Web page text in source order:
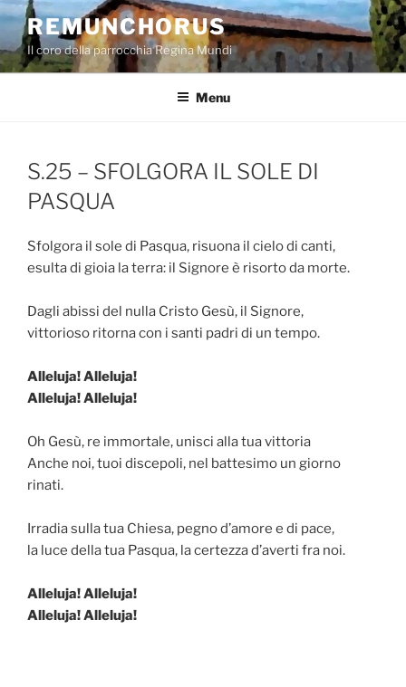
Salta
contenuto
REMUNCHORUS
Il coro della parrocchia Regina Mundi
Menu
S.25 – SFOLGORA IL SOLE DI
PASQUA
Sfolgora il sole di Pasqua, risuona il cielo di canti,
esulta di gioia la terra: il Signore è risorto da morte.
Dagli abissi del nulla Cristo Gesù, il Signore,
vittorioso ritorna con i santi padri di un tempo.
Alleluja! Alleluja!
Alleluja! Alleluja!
Oh Gesù, re immortale, unisci alla tua vittoria
Anche noi, tuoi discepoli, nel battesimo un giorno
rinati.
Irradia sulla tua Chiesa, pegno d’amore e di pace,
la luce della tua Pasqua, la certezza d’averti fra noi.
Alleluja! Alleluja!
Alleluja! Alleluja!